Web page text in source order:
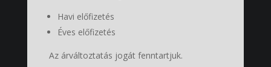
Havi előfizetés
Éves előfizetés
Az árváltoztatás jogát fenntartjuk.